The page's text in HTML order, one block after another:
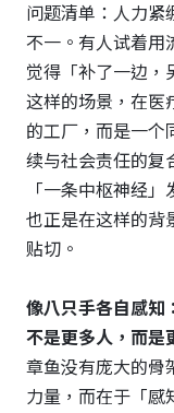
问题清单：人力紧
不一。有人试着用
觉得「补了一边，
这样的场景，在医
的工厂，而是一个
续与社会责任的复
「一条中枢神经
也正是在这样的背
贴切。
像八只手各自感知
不是更多人，而是
章鱼没有庞大的骨
力量，而在于「感